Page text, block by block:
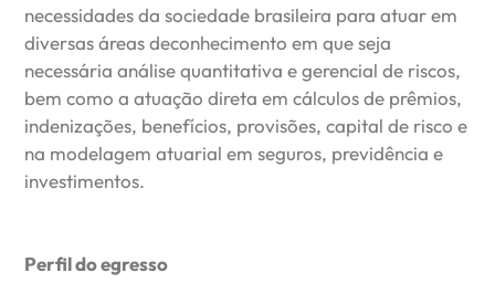
necessidades da sociedade brasileira para atuar em
diversas áreas deconhecimento em que seja
necessária análise quantitativa e gerencial de riscos,
bem como a atuação direta em cálculos de prêmios,
indenizações, benefícios, provisões, capital de risco e
na modelagem atuarial em seguros, previdência e
investimentos.
Perfil do egresso